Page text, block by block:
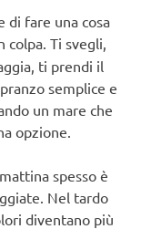
di fare una cosa
Ti svegli,
ti prendi il
semplice e
un mare che
opzione.
spesso è
Nel tardo
diventano più